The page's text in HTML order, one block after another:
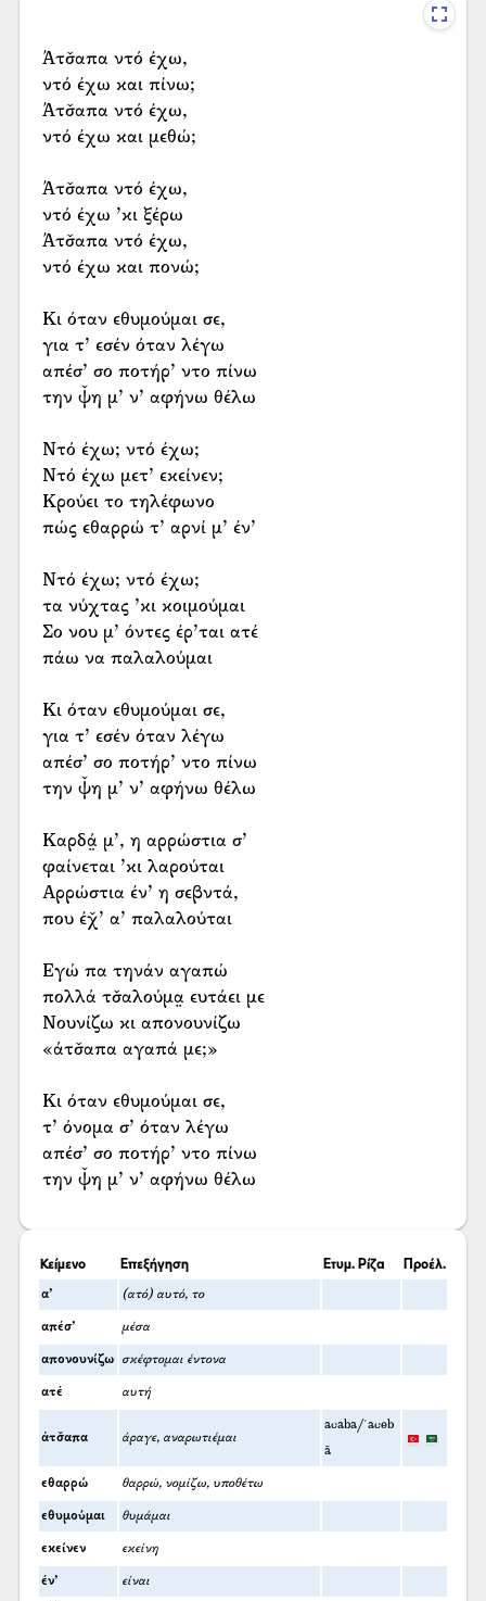
Άτσ̌απα ντό έχω,
ντό έχω και πίνω;
Άτσ̌απα ντό έχω,
ντό έχω και μεθώ;
Άτσ̌απα ντό έχω,
ντό έχω ’κι ξέρω
Άτσ̌απα ντό έχω,
ντό έχω και πονώ;
Κι όταν εθυμούμαι σε,
για τ’ εσέν όταν λέγω
απέσ’ σο ποτήρ’ ντο πίνω
την ψ̌η μ’ ν’ αφήνω θέλω
Ντό έχω; ντό έχω;
Ντό έχω μετ’ εκείνεν;
Κρούει το τηλέφωνο
πώς εθαρρώ τ’ αρνί μ’ έν’
Ντό έχω; ντό έχω;
τα νύχτας ’κι κοιμούμαι
Σο νου μ’ όντες έρ’ται ατέ
πάω να παλαλούμαι
Κι όταν εθυμούμαι σε,
για τ’ εσέν όταν λέγω
απέσ’ σο ποτήρ’ ντο πίνω
την ψ̌η μ’ ν’ αφήνω θέλω
Καρδά̤ μ’, η αρρώστια σ’
φαίνεται ’κι λαρούται
Αρρώστια έν’ η σεβντά,
που έχ̌’ α’ παλαλούται
Εγώ πα τηνάν αγαπώ
πολλά τσ̌αλούμα̤ ευτάει με
Νουνίζω κι απονουνίζω
«άτσ̌απα αγαπά με;»
Κι όταν εθυμούμαι σε,
τ’ όνομα σ’ όταν λέγω
απέσ’ σο ποτήρ’ ντο πίνω
την ψ̌η μ’ ν’ αφήνω θέλω
Κείμενο Επεξήγηση Ετυμ. Ρίζα Προέλ.
α’ (ατό) αυτό, το
απέσ’ μέσα
απονουνίζω σκέφτομαι έντονα
ατέ αυτή
άτσ̌απα άραγε, αναρωτιέμαι
acaba/ʿaceb
ā
εθαρρώ θαρρώ, νομίζω, υποθέτω
εθυμούμαι θυμάμαι
εκείνεν εκείνη
έν’ είναι